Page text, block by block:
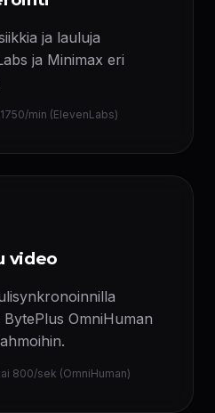
ja lauluja
ja Minimax eri
min (ElevenLabs)
video
OmniHuman
800/sek (OmniHuman)